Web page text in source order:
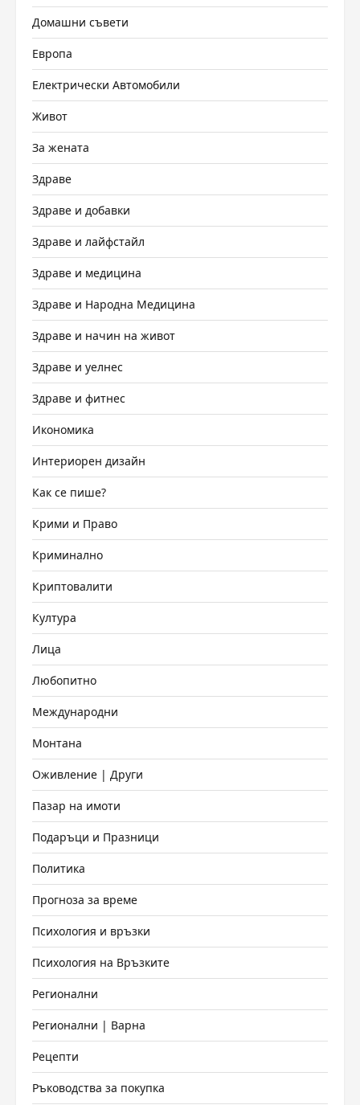
Домашни съвети
Европа
Електрически Автомобили
Живот
За жената
Здраве
Здраве и добавки
Здраве и лайфстайл
Здраве и медицина
Здраве и Народна Медицина
Здраве и начин на живот
Здраве и уелнес
Здраве и фитнес
Икономика
Интериорен дизайн
Как се пише?
Крими и Право
Криминално
Криптовалити
Култура
Лица
Любопитно
Международни
Монтана
Оживление | Други
Пазар на имоти
Подаръци и Празници
Политика
Прогноза за време
Психология и връзки
Психология на Връзките
Регионални
Регионални | Варна
Рецепти
Ръководства за покупка